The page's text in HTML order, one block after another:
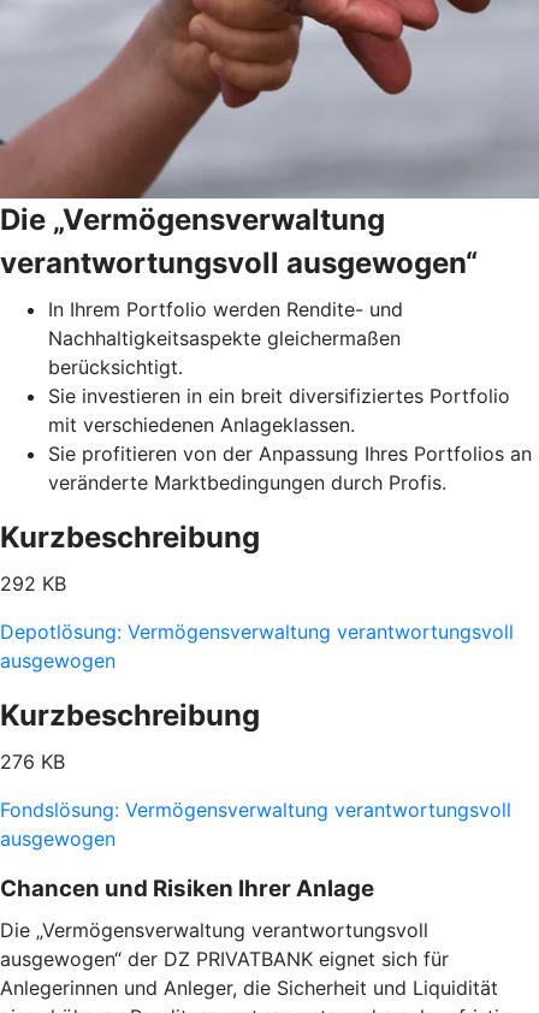
Die „Vermögensverwaltung
verantwortungsvoll ausgewogen“
In Ihrem Portfolio werden Rendite- und
Nachhaltigkeitsaspekte gleichermaßen
berücksichtigt.
Sie investieren in ein breit diversifiziertes Portfolio
mit verschiedenen Anlageklassen.
Sie profitieren von der Anpassung Ihres Portfolios an
veränderte Marktbedingungen durch Profis.
Kurzbeschreibung
292 KB
Depotlösung: Vermögensverwaltung verantwortungsvoll
ausgewogen
Kurzbeschreibung
276 KB
Fondslösung: Vermögensverwaltung verantwortungsvoll
ausgewogen
Chancen und Risiken Ihrer Anlage
Die „Vermögensverwaltung verantwortungsvoll
ausgewogen“ der DZ PRIVATBANK eignet sich für
Anlegerinnen und Anleger, die Sicherheit und Liquidität